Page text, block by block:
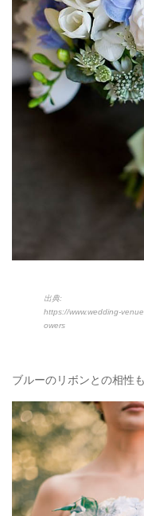
出典:
https://www.wedding-
owers
ブルーのリボンとの相性